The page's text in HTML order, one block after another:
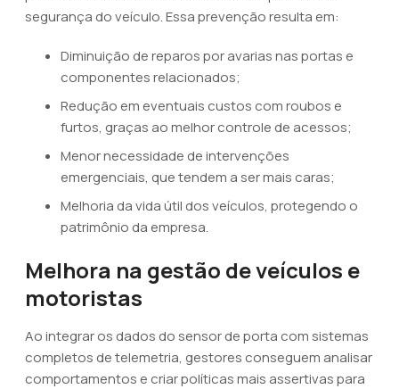
segurança do veículo. Essa prevenção resulta em:
Diminuição de reparos por avarias nas portas e
componentes relacionados;
Redução em eventuais custos com roubos e
furtos, graças ao melhor controle de acessos;
Menor necessidade de intervenções
emergenciais, que tendem a ser mais caras;
Melhoria da vida útil dos veículos, protegendo o
patrimônio da empresa.
Melhora na gestão de veículos e
motoristas
Ao integrar os dados do sensor de porta com sistemas
completos de telemetria, gestores conseguem analisar
comportamentos e criar políticas mais assertivas para